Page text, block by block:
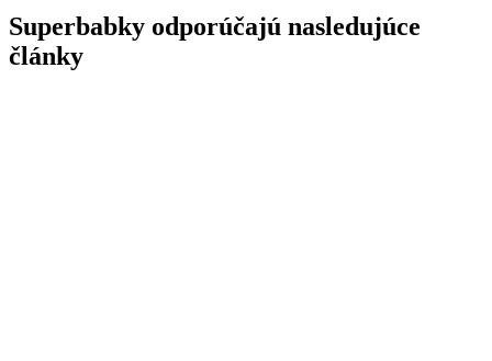
článku
Superbabky odporúčajú nasledujúce
články